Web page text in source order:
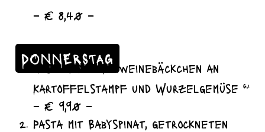
– € 8,40 –
DONNERSTAG
geschmorte Schweinebäckchen an
Kartoffelstampf und Wurzelgemüse
G,I
– € 9,90 –
Pasta mit Babyspinat, getrockneten